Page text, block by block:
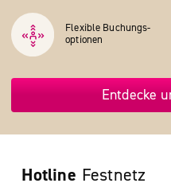
Flexible Buchungs­
optionen
Entdecke
Hotline Festnetz